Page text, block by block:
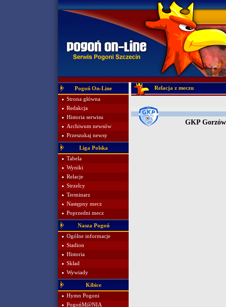
Pogoń On-Line
Strona główna
Redakcja
Historia serwisu
Archiwum newsów
Przeszukaj newsy
Liga Polska
Tabela
Wyniki
Relacje
Strzelcy
Terminarz
Następny mecz
Poprzedni mecz
Nasza Pogoń
Ogólne informacje
Stadion
Historia
Skład
Wywiady
Kibice
Hymn Pogoni
PogońM@NIA
Relacja z meczu
GKP